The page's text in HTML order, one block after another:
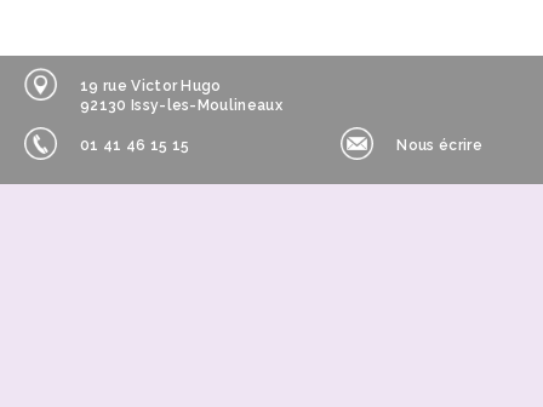
19 rue Victor Hugo
92130 Issy-les-Moulineaux
01 41 46 15 15 Nous écrire